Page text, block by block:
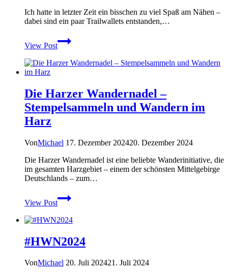
Ich hatte in letzter Zeit ein bisschen zu viel Spaß am Nähen –
dabei sind ein paar Trailwallets entstanden,…
View Post
Trailwallets
zu
Die Harzer Wandernadel –
Stempelsammeln und Wandern im
Harz
VonMichael 17. Dezember 202420. Dezember 2024
Die Harzer Wandernadel ist eine beliebte Wanderinitiative, die
im gesamten Harzgebiet – einem der schönsten Mittelgebirge
Deutschlands – zum…
View Post
Die
Harzer
–
und
Wandern
im
Harz
#HWN2024
VonMichael 20. Juli 202421. Juli 2024